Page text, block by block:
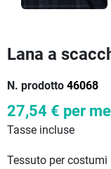
Lana a
N. prodotto 46068
27,54 € per
Tasse incluse
Tessuto per